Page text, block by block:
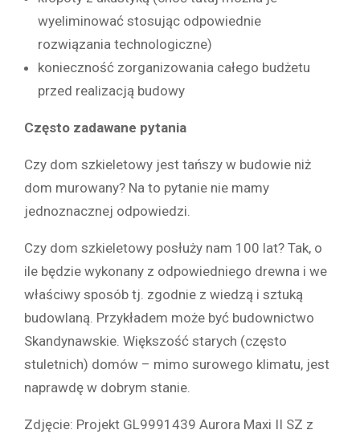
wyeliminować stosując odpowiednie
rozwiązania technologiczne)
konieczność zorganizowania całego budżetu
przed realizacją budowy
Często zadawane pytania
Czy dom szkieletowy jest tańszy w budowie niż
dom murowany? Na to pytanie nie mamy
jednoznacznej odpowiedzi.
Czy dom szkieletowy posłuży nam 100 lat? Tak, o
ile będzie wykonany z odpowiedniego drewna i we
właściwy sposób tj. zgodnie z wiedzą i sztuką
budowlaną. Przykładem może być budownictwo
Skandynawskie. Większość starych (często
stuletnich) domów – mimo surowego klimatu, jest
naprawdę w dobrym stanie.
Zdjęcie: Projekt GL9991439 Aurora Maxi II SZ z